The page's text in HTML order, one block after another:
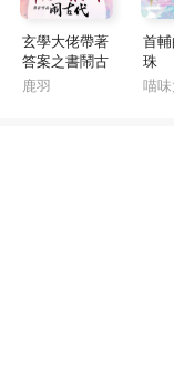
玄學大佬帶著
答案之書鬧古
代
鹿羽
首
珠
喵